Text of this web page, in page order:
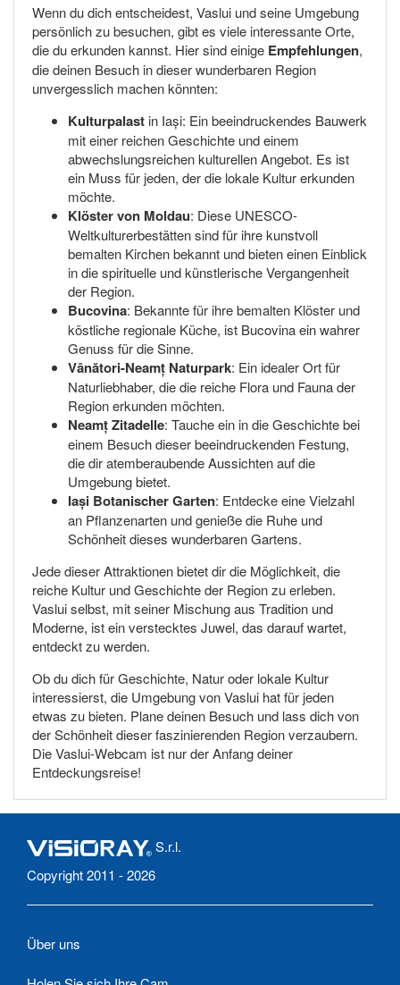
Wenn du dich entscheidest, Vaslui und seine Umgebung
persönlich zu besuchen, gibt es viele interessante Orte,
die du erkunden kannst. Hier sind einige Empfehlungen,
die deinen Besuch in dieser wunderbaren Region
unvergesslich machen könnten:
Kulturpalast in Iași: Ein beeindruckendes Bauwerk
mit einer reichen Geschichte und einem
abwechslungsreichen kulturellen Angebot. Es ist
ein Muss für jeden, der die lokale Kultur erkunden
möchte.
Klöster von Moldau: Diese UNESCO-
Weltkulturerbestätten sind für ihre kunstvoll
bemalten Kirchen bekannt und bieten einen Einblick
in die spirituelle und künstlerische Vergangenheit
der Region.
Bucovina: Bekannte für ihre bemalten Klöster und
köstliche regionale Küche, ist Bucovina ein wahrer
Genuss für die Sinne.
Vânători-Neamț Naturpark: Ein idealer Ort für
Naturliebhaber, die die reiche Flora und Fauna der
Region erkunden möchten.
Neamț Zitadelle: Tauche ein in die Geschichte bei
einem Besuch dieser beeindruckenden Festung,
die dir atemberaubende Aussichten auf die
Umgebung bietet.
Iași Botanischer Garten: Entdecke eine Vielzahl
an Pflanzenarten und genieße die Ruhe und
Schönheit dieses wunderbaren Gartens.
Jede dieser Attraktionen bietet dir die Möglichkeit, die
reiche Kultur und Geschichte der Region zu erleben.
Vaslui selbst, mit seiner Mischung aus Tradition und
Moderne, ist ein verstecktes Juwel, das darauf wartet,
entdeckt zu werden.
Ob du dich für Geschichte, Natur oder lokale Kultur
interessierst, die Umgebung von Vaslui hat für jeden
etwas zu bieten. Plane deinen Besuch und lass dich von
der Schönheit dieser faszinierenden Region verzaubern.
Die Vaslui-Webcam ist nur der Anfang deiner
Entdeckungsreise!
S.r.l.
Copyright 2011 - 2026
Über uns